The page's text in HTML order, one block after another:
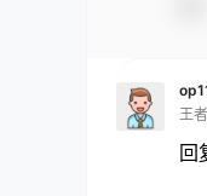
王者
回